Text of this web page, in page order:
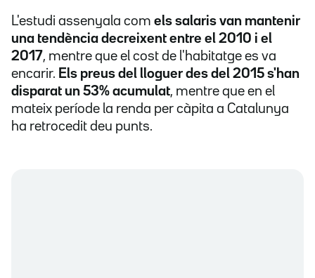
L'estudi assenyala com els salaris van mantenir
una tendència decreixent entre el 2010 i el
2017, mentre que el cost de l'habitatge es va
encarir. Els preus del lloguer des del 2015 s'han
disparat un 53% acumulat, mentre que en el
mateix període la renda per càpita a Catalunya
ha retrocedit deu punts.